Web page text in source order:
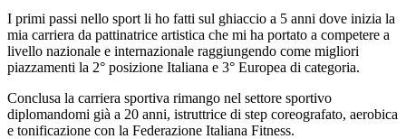
I primi passi nello sport li ho fatti sul ghiaccio a 5 anni dove inizia la
mia carriera da pattinatrice artistica che mi ha portato a competere a
livello nazionale e internazionale raggiungendo come migliori
piazzamenti la 2° posizione Italiana e 3° Europea di categoria.
Conclusa la carriera sportiva rimango nel settore sportivo
diplomandomi già a 20 anni, istruttrice di step coreografato, aerobica
e tonificazione con la Federazione Italiana Fitness.